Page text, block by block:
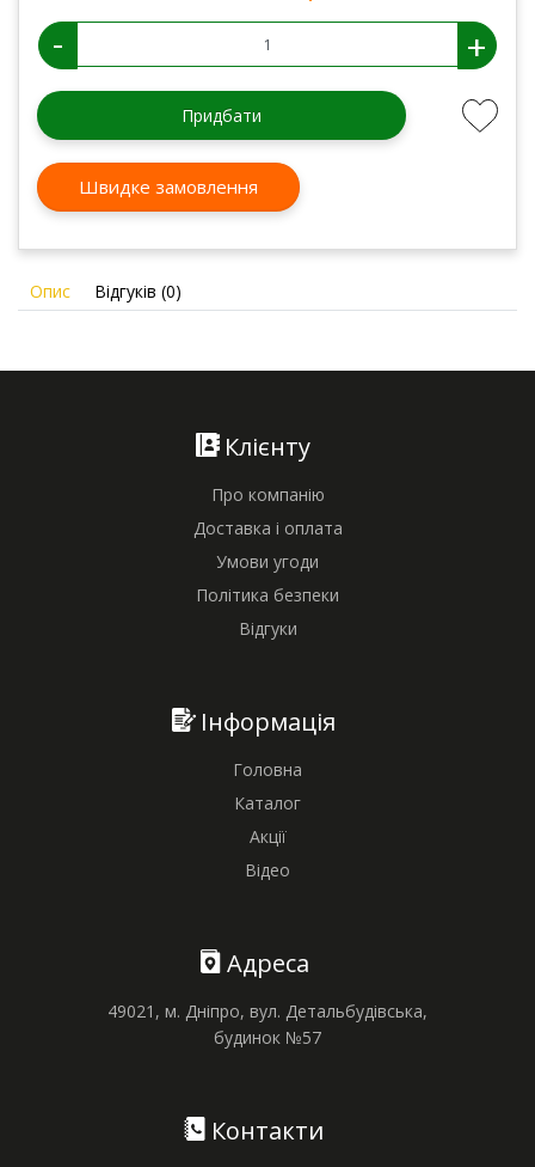
- +
Придбати
Швидке замовлення
Опис Відгуків (0)
Клієнту
Про компанію
Доставка і оплата
Умови угоди
Політика безпеки
Відгуки
Інформація
Головна
Каталог
Акції
Відео
Адреса
49021, м. Дніпро, вул. Детальбудівська,
будинок №57
Контакти